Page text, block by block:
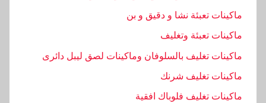
ر
,
ماكينات تعبئة نشا و دقيق و بن
ماكينات تعبئة وتغليف
ماكينات تغليف بالسلوفان وماكينات لصق ليبل دائرى
ماكينات تغليف شرنك
ماكينات تغليف فلوباك افقية